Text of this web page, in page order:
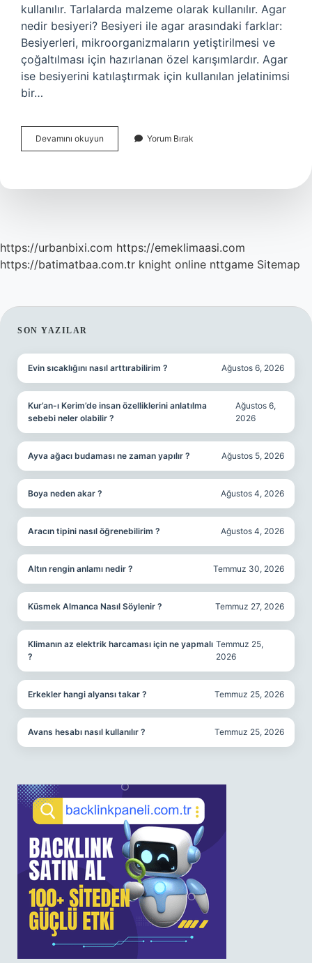
kullanılır. Tarlalarda malzeme olarak kullanılır. Agar
nedir besiyeri? Besiyeri ile agar arasındaki farklar:
Besiyerleri, mikroorganizmaların yetiştirilmesi ve
çoğaltılması için hazırlanan özel karışımlardır. Agar
ise besiyerini katılaştırmak için kullanılan jelatinimsi
bir…
Devamını okuyun
Ne
Yorum Bırak
https://urbanbixi.com https://emeklimaasi.com
https://batimatbaa.com.tr knight online nttgame Sitemap
SIDEBAR
SON YAZILAR
Evin sıcaklığını nasıl arttırabilirim ? Ağustos 6, 2026
Kur’an-ı Kerim’de insan özelliklerini anlatılma
sebebi neler olabilir ?
Ağustos 6,
2026
Ayva ağacı budaması ne zaman yapılır ? Ağustos 5, 2026
Boya neden akar ? Ağustos 4, 2026
Aracın tipini nasıl öğrenebilirim ? Ağustos 4, 2026
Altın rengin anlamı nedir ? Temmuz 30, 2026
Küsmek Almanca Nasıl Söylenir ? Temmuz 27, 2026
Klimanın az elektrik harcaması için ne yapmalı
?
Temmuz 25,
2026
Erkekler hangi alyansı takar ? Temmuz 25, 2026
Avans hesabı nasıl kullanılır ? Temmuz 25, 2026